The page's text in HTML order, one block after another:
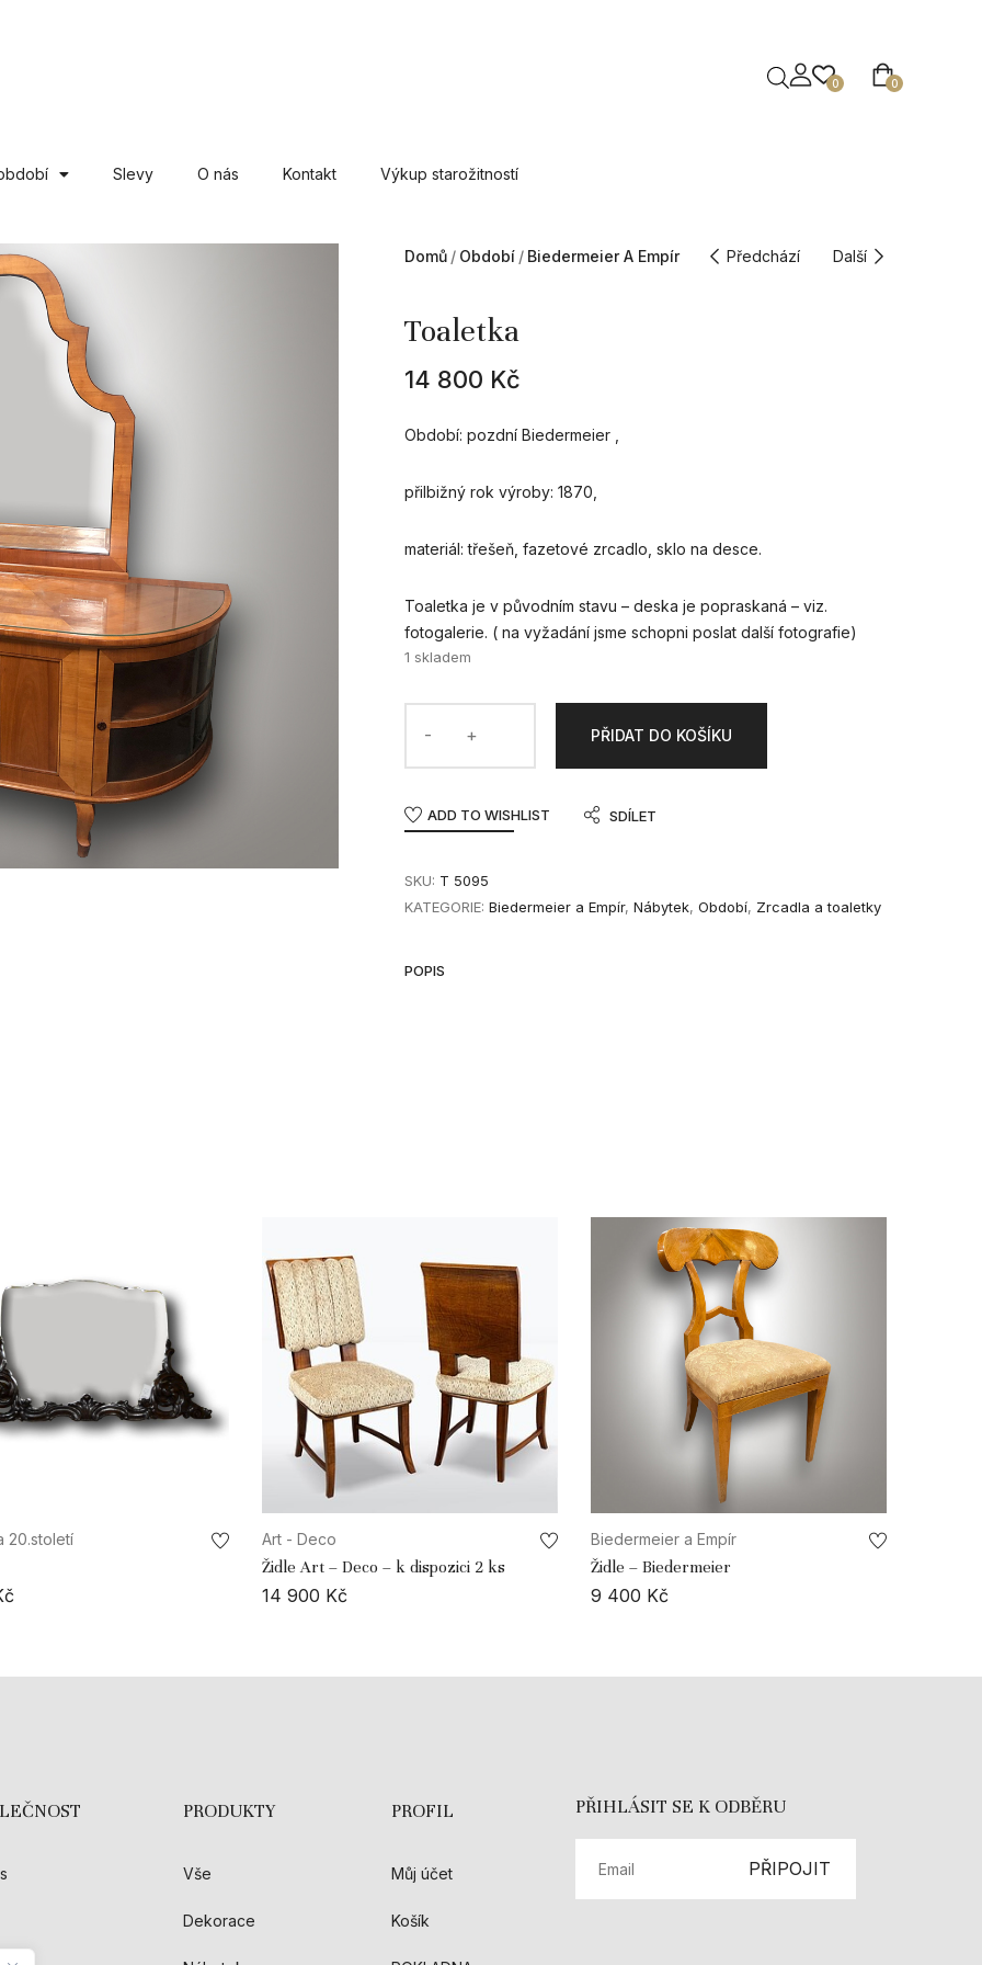
0
0
Slevy O nás Kontakt Výkup starožitností
Domů Období Biedermeier A Empír Předchází Další
Toaletka
14 800 Kč
Období: pozdní Biedermeier ,
přilbižný rok výroby: 1870,
materiál: třešeň, fazetové zrcadlo, sklo na desce.
Toaletka je v původním stavu – deska je popraskaná – viz.
fotogalerie. ( na vyžadání jsme schopni poslat další fotografie)
1 skladem
PŘIDAT DO KOŠÍKU
ADD TO WISHLIST SDÍLET
SKU: T 5095
KATEGORIE: Biedermeier a Empír, Nábytek, Období, Zrcadla a toaletky
POPIS
20.století Art - Deco
Židle Art – Deco – k dispozici 2 ks
14 900 Kč
Biedermeier a Empír
Židle – Biedermeier
9 400 Kč
PRODUKTY
Vše
Dekorace
PROFIL
Můj účet
Košík
PŘIHLÁSIT SE K ODBĚRU
PŘIPOJIT